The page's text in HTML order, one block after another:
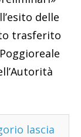
delle
trasferito
lascia